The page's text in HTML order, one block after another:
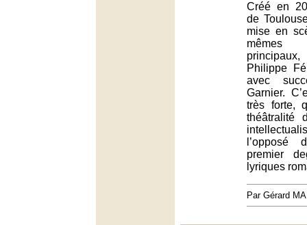
Créé en
de
mise en
mêmes
Philippe
avec
Garnier.
très forte,
théâtralité
l’opposé
premier
lyriques
Par Gérard